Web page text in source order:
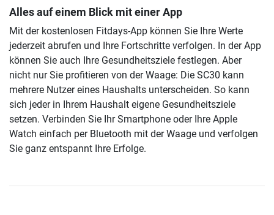
Alles auf einem Blick mit einer App
Mit der kostenlosen Fitdays-App können Sie Ihre Werte
jederzeit abrufen und Ihre Fortschritte verfolgen. In der App
können Sie auch Ihre Gesundheitsziele festlegen. Aber
nicht nur Sie profitieren von der Waage: Die SC30 kann
mehrere Nutzer eines Haushalts unterscheiden. So kann
sich jeder in Ihrem Haushalt eigene Gesundheitsziele
setzen. Verbinden Sie Ihr Smartphone oder Ihre Apple
Watch einfach per Bluetooth mit der Waage und verfolgen
Sie ganz entspannt Ihre Erfolge.